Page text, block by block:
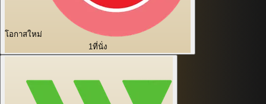
โอกาสใหม่
1ที่นั่ง